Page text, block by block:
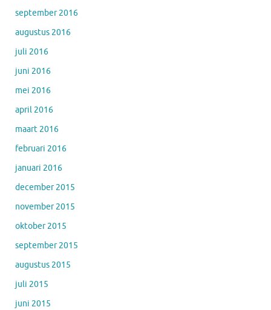
september 2016
augustus 2016
juli 2016
juni 2016
mei 2016
april 2016
maart 2016
februari 2016
januari 2016
december 2015
november 2015
oktober 2015
september 2015
augustus 2015
juli 2015
juni 2015